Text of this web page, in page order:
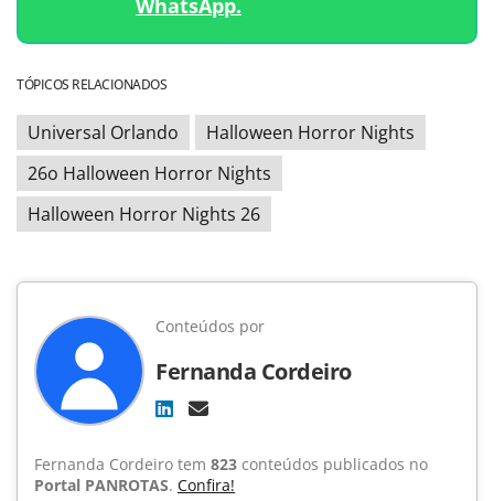
TÓPICOS RELACIONADOS
Universal Orlando
Halloween Horror Nights
26o Halloween Horror Nights
Halloween Horror Nights 26
Conteúdos por
Fernanda Cordeiro
Fernanda Cordeiro tem 823 conteúdos publicados no
Portal PANROTAS. Confira!